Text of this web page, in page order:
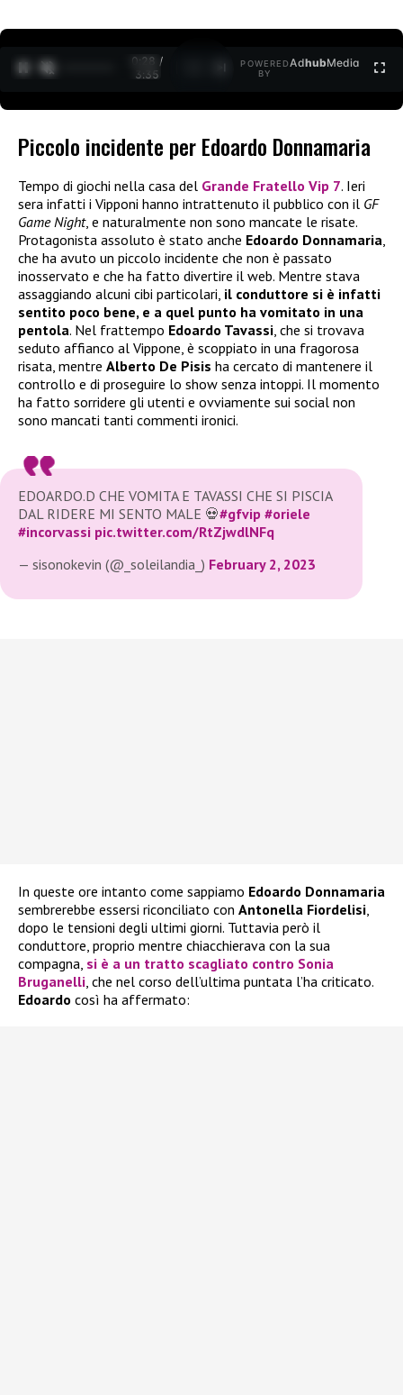
0:30 /
3:35
POWERED
BY
AdhubMedia
Piccolo incidente per Edoardo Donnamaria
Tempo di giochi nella casa del Grande Fratello Vip 7. Ieri
sera infatti i Vipponi hanno intrattenuto il pubblico con il GF
Game Night, e naturalmente non sono mancate le risate.
Protagonista assoluto è stato anche Edoardo Donnamaria,
che ha avuto un piccolo incidente che non è passato
inosservato e che ha fatto divertire il web. Mentre stava
assaggiando alcuni cibi particolari, il conduttore si è infatti
sentito poco bene, e a quel punto ha vomitato in una
pentola. Nel frattempo Edoardo Tavassi, che si trovava
seduto affianco al Vippone, è scoppiato in una fragorosa
risata, mentre Alberto De Pisis ha cercato di mantenere il
controllo e di proseguire lo show senza intoppi. Il momento
ha fatto sorridere gli utenti e ovviamente sui social non
sono mancati tanti commenti ironici.
EDOARDO.D CHE VOMITA E TAVASSI CHE SI PISCIA
DAL RIDERE MI SENTO MALE 💀#gfvip #oriele
#incorvassi pic.twitter.com/RtZjwdlNFq
— sisonokevin (@_soleilandia_) February 2, 2023
In queste ore intanto come sappiamo Edoardo Donnamaria
sembrerebbe essersi riconciliato con Antonella Fiordelisi,
dopo le tensioni degli ultimi giorni. Tuttavia però il
conduttore, proprio mentre chiacchierava con la sua
compagna, si è a un tratto scagliato contro Sonia
Bruganelli, che nel corso dell’ultima puntata l’ha criticato.
Edoardo così ha affermato: